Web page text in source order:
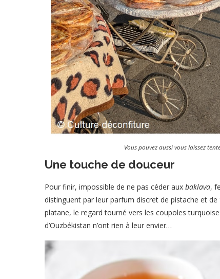
Vous pouvez aussi vous laissez
Une touche de douceur
Pour finir, impossible de ne pas céder aux baklava,
distinguent par leur parfum discret de pistache et de
platane, le regard tourné vers les coupoles
d’Ouzbékistan n’ont rien à leur envier…